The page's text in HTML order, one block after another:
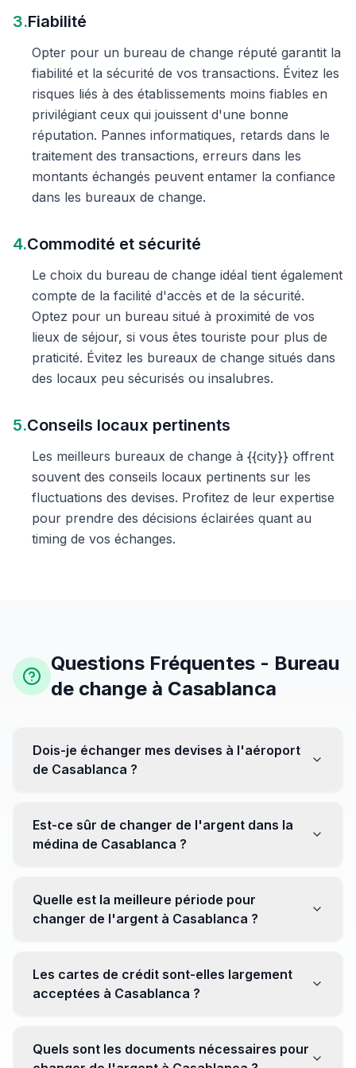
3.Fiabilité
Opter pour un bureau de change réputé garantit la
fiabilité et la sécurité de vos transactions. Évitez les
risques liés à des établissements moins fiables en
privilégiant ceux qui jouissent d'une bonne
réputation. Pannes informatiques, retards dans le
traitement des transactions, erreurs dans les
montants échangés peuvent entamer la confiance
dans les bureaux de change.
4.Commodité et sécurité
Le choix du bureau de change idéal tient également
compte de la facilité d'accès et de la sécurité.
Optez pour un bureau situé à proximité de vos
lieux de séjour, si vous êtes touriste pour plus de
praticité. Évitez les bureaux de change situés dans
des locaux peu sécurisés ou insalubres.
5.Conseils locaux pertinents
Les meilleurs bureaux de change à {{city}} offrent
souvent des conseils locaux pertinents sur les
fluctuations des devises. Profitez de leur expertise
pour prendre des décisions éclairées quant au
timing de vos échanges.
Questions Fréquentes - Bureau
de change à Casablanca
Dois-je échanger mes devises à l'aéroport
de Casablanca ?
être moins avantageux. Orientez-vous plutôt vers les
bureaux de change en ville pour obtenir de meilleurs
Est-ce sûr de changer de l'argent dans la
médina de Casablanca ?
établissements réputés pour éviter les surprises.
Quelle est la meilleure période pour
changer de l'argent à Casablanca ?
soyez attentif aux fluctuations pour maximiser la valeur
de vos devises.
Les cartes de crédit sont-elles largement
acceptées à Casablanca ?
Cependant, avoir un peu de monnaie locale peut être
Quels sont les documents nécessaires pour